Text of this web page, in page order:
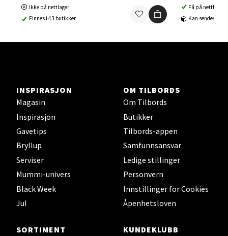
Ikke på nettlager
Finnes i 43 butikker
Få på nettlager
Kan sendes til
INSPIRASJON
Magasin
Inspirasjon
Gavetips
Bryllup
Serviser
Mummi-univers
Black Week
Jul
OM TILBORDS
Om Tilbords
Butikker
Tilbords-appen
Samfunnsansvar
Ledige stillinger
Personvern
Innstillinger for Cookies
Åpenhetsloven
SORTIMENT
KUNDEKLUBB
Orkanger - Thon Senter Orkanger
Sandvika - Thon Senter Sandvika
Brodtkorbsgate 7, 1338 Sandvika
Åpent i dag 10-21